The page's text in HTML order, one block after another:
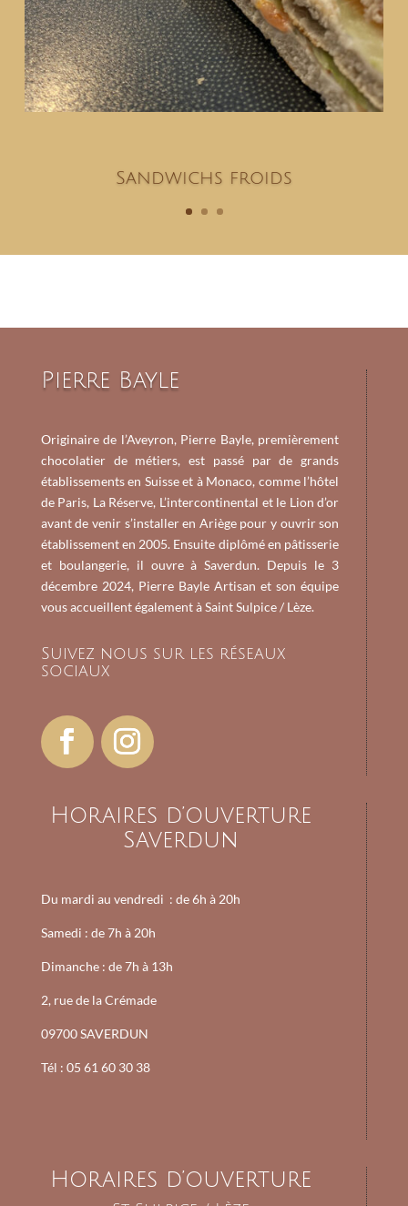
Sandwichs froids
Pierre Bayle
Originaire de l’Aveyron, Pierre Bayle, premièrement
chocolatier de métiers, est passé par de grands
établissements en Suisse et à Monaco, comme l’hôtel
de Paris, La Réserve, L’intercontinental et le Lion d’or
avant de venir s’installer en Ariège pour y ouvrir son
établissement en 2005. Ensuite diplômé en pâtisserie
et boulangerie, il ouvre à Saverdun. Depuis le 3
décembre 2024, Pierre Bayle Artisan et son équipe
vous accueillent également à Saint Sulpice / Lèze.
Suivez nous sur les réseaux
sociaux
Horaires d’ouverture
Saverdun
Du mardi au vendredi : de 6h à 20h
Samedi : de7h à 20h
Dimanche : de7h à 13h
2, rue de la Crémade
09700 SAVERDUN
Tél : 05 61 60 30 38
Horaires d’ouverture